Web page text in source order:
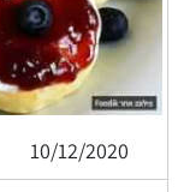
10/12/2020